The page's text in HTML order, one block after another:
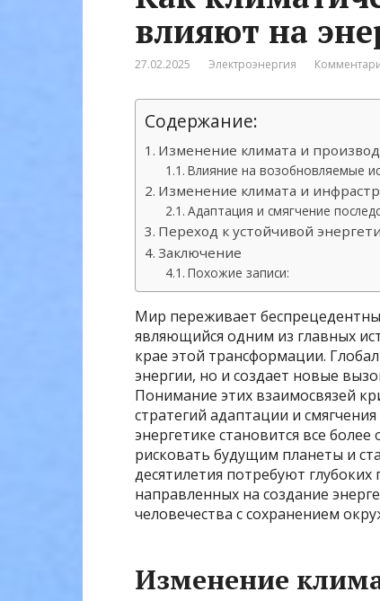
влияют на
27.02.2025 Электроэнергия
Содержание:
Изменение климата и
Влияние на возобновляемые
Изменение климата и
Адаптация и смягчение
Переход к устойчивой
Заключение
Похожие записи:
Мир переживает
являющийся одним из главных
крае этой трансформации.
энергии, но и создает новые
Понимание этих взаимосвязей
стратегий адаптации и
энергетике становится все
рисковать будущим планеты и
десятилетия потребуют
направленных на создание
человечества с сохранением
Изменение